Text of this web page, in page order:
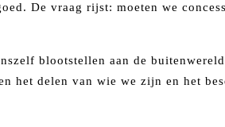
De vraag rijst: moeten we
blootstellen aan de
het delen van wie we zijn en het